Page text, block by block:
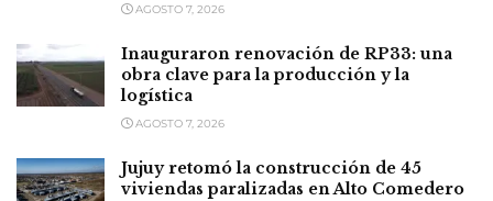
AGOSTO 7, 2026
Inauguraron renovación de RP33: una
obra clave para la producción y la
logística
AGOSTO 7, 2026
Jujuy retomó la construcción de 45
viviendas paralizadas en Alto Comedero